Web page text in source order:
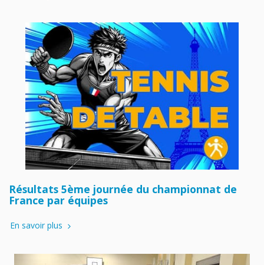
Résultats 5ème journée du championnat de
France par équipes
En savoir plus